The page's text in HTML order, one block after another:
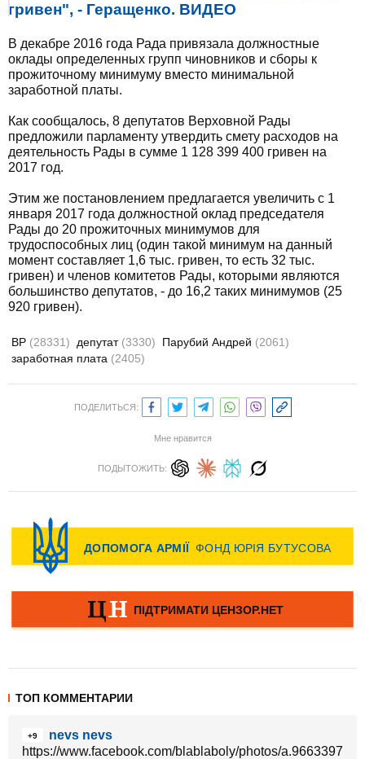
гривен", - Геращенко. ВИДЕО
В декабре 2016 года Рада привязала должностные
оклады определенных групп чиновников и сборы к
прожиточному минимуму вместо минимальной
заработной платы.
Как сообщалось, 8 депутатов Верховной Рады
предложили парламенту утвердить смету расходов на
деятельность Рады в сумме 1 128 399 400 гривен на
2017 год.
Этим же постановлением предлагается увеличить с 1
января 2017 года должностной оклад председателя
Рады до 20 прожиточных минимумов для
трудоспособных лиц (один такой минимум на данный
момент составляет 1,6 тыс. гривен, то есть 32 тыс.
гривен) и членов комитетов Рады, которыми являются
большинство депутатов, - до 16,2 таких минимумов (25
920 гривен).
ВР (28331) депутат (3330) Парубий Андрей (2061)
заработная плата (2405)
ПОДЕЛИТЬСЯ:
Мне нравится
ПОДЫТОЖИТЬ:
ТОП КОММЕНТАРИИ
+9
nevs nevs
https://www.facebook.com/blablaboly/photos/